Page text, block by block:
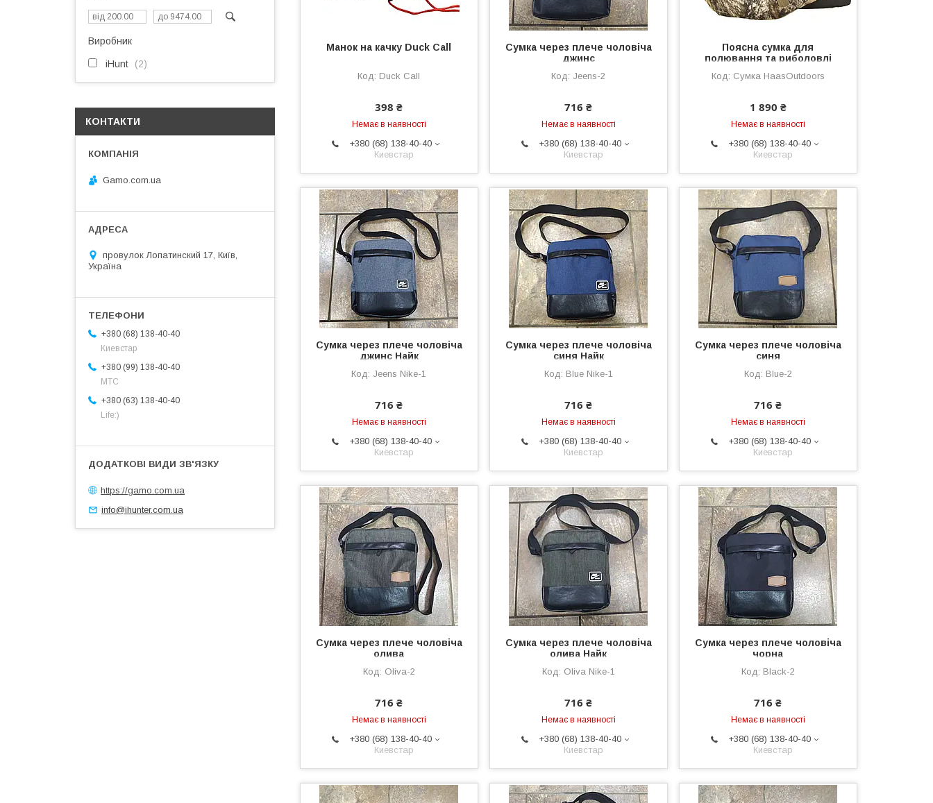
Манок на качку Duck Call
Duck Call
398 ₴
Немає в наявності
+380 (68) 138-40-40
Киевстар
Сумка через плече чоловіча
джинс
Jeens-2
716 ₴
Немає в наявності
+380 (68) 138-40-40
Киевстар
Поясна сумка для
полювання та риболовлі
Сумка HaasOutdoors
1 890 ₴
Немає в наявності
+380 (68) 138-40-40
Киевстар
Сумка через плече чоловіча
джинс Найк
Jeens Nike-1
716 ₴
Немає в наявності
+380 (68) 138-40-40
Киевстар
Сумка через плече чоловіча
синя Найк
Blue Nike-1
716 ₴
Немає в наявності
+380 (68) 138-40-40
Киевстар
Сумка через плече чоловіча
синя
Blue-2
716 ₴
Немає в наявності
+380 (68) 138-40-40
Киевстар
Сумка через плече чоловіча
олива
Oliva-2
716 ₴
Немає в наявності
+380 (68) 138-40-40
Киевстар
Сумка через плече чоловіча
олива Найк
Oliva Nike-1
716 ₴
Немає в наявності
+380 (68) 138-40-40
Киевстар
Сумка через плече чоловіча
чорна
Black-2
716 ₴
Немає в наявності
+380 (68) 138-40-40
Киевстар
Виробник
iHunt 2
КОНТАКТИ
Gamo.com.ua
провулок Лопатинский 17, Київ,
Україна
+380 (68) 138-40-40
Киевстар
+380 (99) 138-40-40
МТС
+380 (63) 138-40-40
Life:)
https://gamo.com.ua
info@ihunter.com.ua